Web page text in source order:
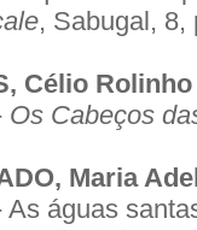
, Sabugal, 8,
Célio Rolinho
Os Cabeços
Maria
As águas